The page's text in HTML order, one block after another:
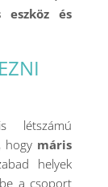
eszköz és
létszámú
hogy máris
helyek
a csoport